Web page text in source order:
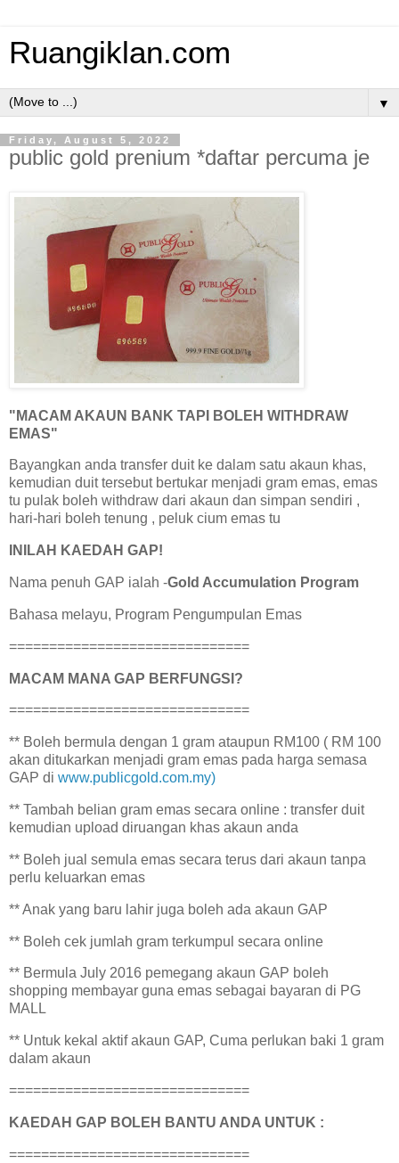
Ruangiklan.com
▼
Friday, August 5, 2022
public gold prenium *daftar percuma je
"MACAM AKAUN BANK TAPI BOLEH WITHDRAW
EMAS"
Bayangkan anda transfer duit ke dalam satu akaun khas,
kemudian duit tersebut bertukar menjadi gram emas, emas
tu pulak boleh withdraw dari akaun dan simpan sendiri ,
hari-hari boleh tenung , peluk cium emas tu
INILAH KAEDAH GAP!
Nama penuh GAP ialah -Gold Accumulation Program
Bahasa melayu, Program Pengumpulan Emas
==============================
MACAM MANA GAP BERFUNGSI?
==============================
** Boleh bermula dengan 1 gram ataupun RM100 ( RM 100
akan ditukarkan menjadi gram emas pada harga semasa
GAP di www.publicgold.com.my)
** Tambah belian gram emas secara online : transfer duit
kemudian upload diruangan khas akaun anda
** Boleh jual semula emas secara terus dari akaun tanpa
perlu keluarkan emas
** Anak yang baru lahir juga boleh ada akaun GAP
** Boleh cek jumlah gram terkumpul secara online
** Bermula July 2016 pemegang akaun GAP boleh
shopping membayar guna emas sebagai bayaran di PG
MALL
** Untuk kekal aktif akaun GAP, Cuma perlukan baki 1 gram
dalam akaun
==============================
KAEDAH GAP BOLEH BANTU ANDA UNTUK :
==============================